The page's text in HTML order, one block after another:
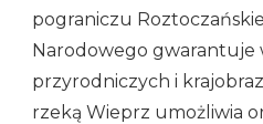
pograniczu
Narodowego gwarantuje
przyrodniczych i
rzeką Wieprz umożliwia